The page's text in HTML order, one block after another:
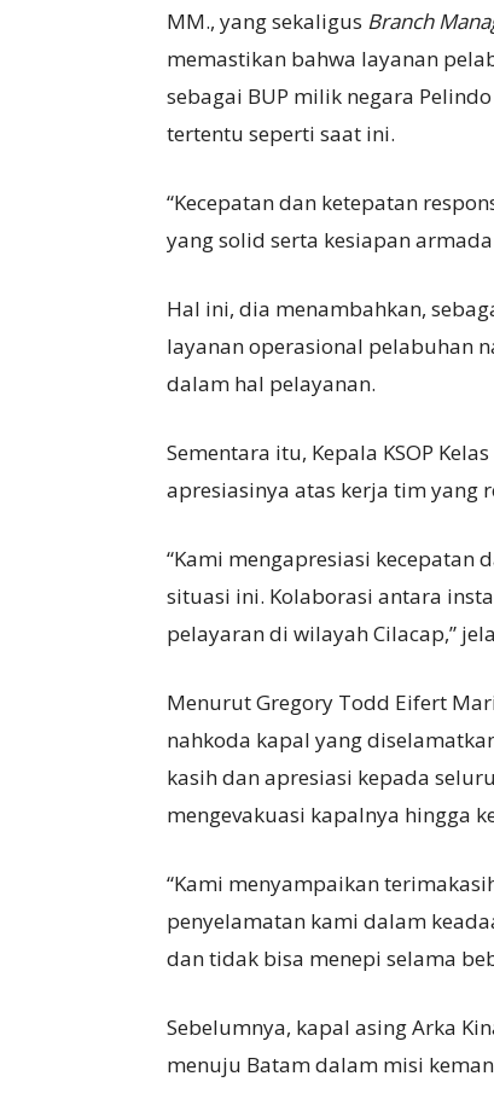
MM., yang sekaligus Branch
memastikan bahwa layanan
sebagai BUP milik negara
tertentu seperti saat ini.
“Kecepatan dan ketepatan
yang solid serta kesiapan
Hal ini, dia menambahkan,
layanan operasional pelabuhan
dalam hal pelayanan.
Sementara itu, Kepala KSOP
apresiasinya atas kerja tim yang
“Kami mengapresiasi kecepatan
situasi ini. Kolaborasi antara
pelayaran di wilayah Cilacap,”
Menurut Gregory Todd Eifert
nahkoda kapal yang
kasih dan apresiasi kepada
mengevakuasi kapalnya hingga
“Kami menyampaikan
penyelamatan kami dalam
dan tidak bisa menepi selama
Sebelumnya, kapal asing Arka
menuju Batam dalam misi